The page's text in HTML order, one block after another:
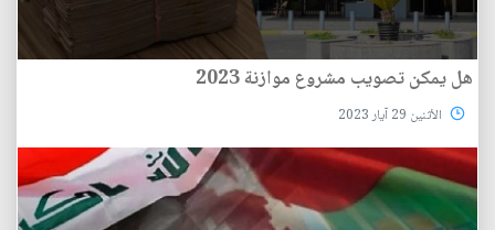
هل يمكن تصويب مشروع موازنة 2023
الأثنين 29 آيار 2023